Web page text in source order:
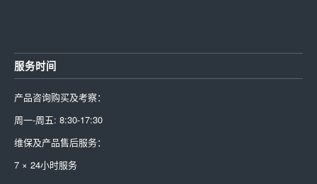
服务时间
产品咨询购买及考察：
周一-周五: 8:30-17:30
维保及产品售后服务：
7 × 24小时服务